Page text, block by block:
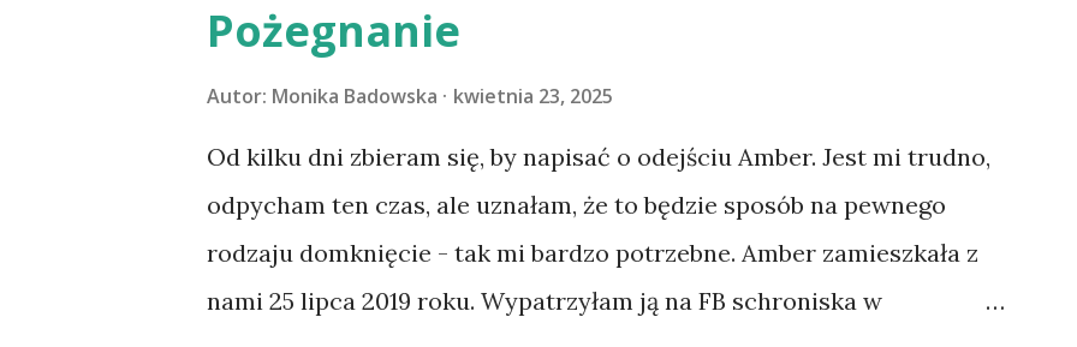
Pożegnanie
Autor: Monika Badowska kwietnia 23, 2025
Od kilku dni zbieram się, by napisać o odejściu Amber. Jest mi trudno,
odpycham ten czas, ale uznałam, że to będzie sposób na pewnego
rodzaju domknięcie - tak mi bardzo potrzebne. Amber zamieszkała z
nami 25 lipca 2019 roku. Wypatrzyłam ją na FB schroniska w